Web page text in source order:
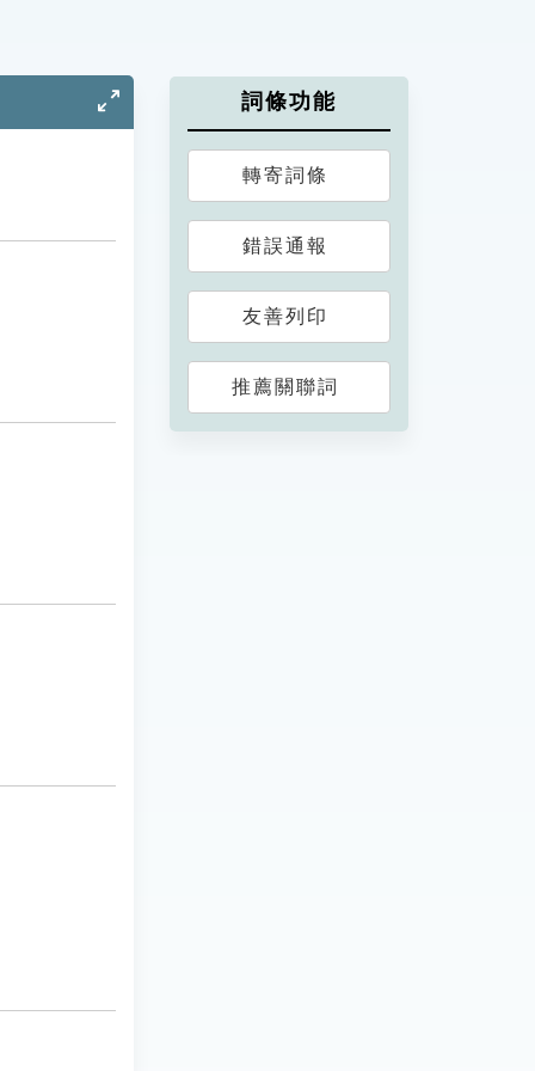
詞條功能
轉寄詞條
錯誤通報
友善列印
推薦關聯詞